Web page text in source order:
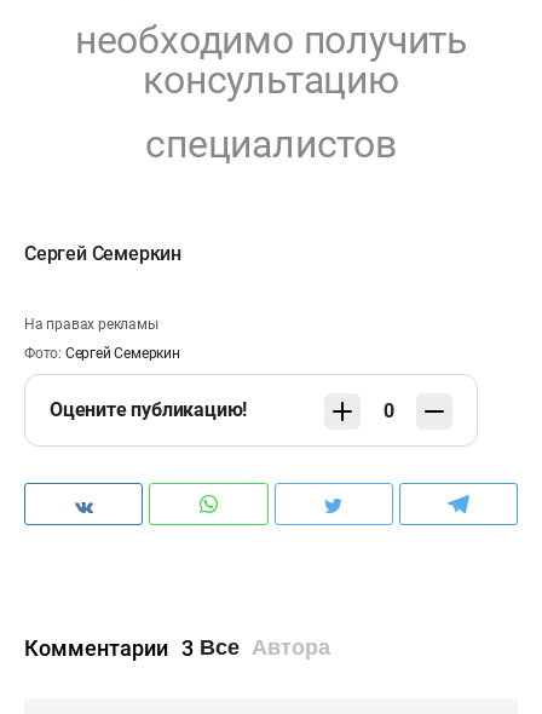
необходимо получить
консультацию
специалистов
Сергей Семеркин
На правах рекламы
Фото: Сергей Семеркин
Оцените публикацию! 0
Комментарии 3 Все Автора